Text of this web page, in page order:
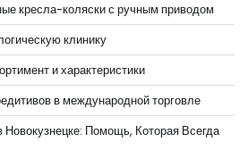
кресла-коляски с ручным приводом
клинику
и характеристики
в международной торговле
Новокузнецке: Помощь, Которая Всегда